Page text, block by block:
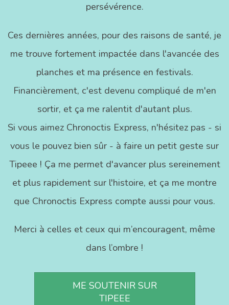
persévérence.
Ces dernières années, pour des raisons de santé, je
me trouve fortement impactée dans l'avancée des
planches et ma présence en festivals.
Financièrement, c'est devenu compliqué de m'en
sortir, et ça me ralentit d'autant plus.
Si vous aimez Chronoctis Express, n'hésitez pas - si
vous le pouvez bien sûr - à faire un petit geste sur
Tipeee ! Ça me permet d'avancer plus sereinement
et plus rapidement sur l'histoire, et ça me montre
que Chronoctis Express compte aussi pour vous.
Merci à celles et ceux qui m’encouragent, même
dans l’ombre !
ME SOUTENIR SUR
TIPEEE